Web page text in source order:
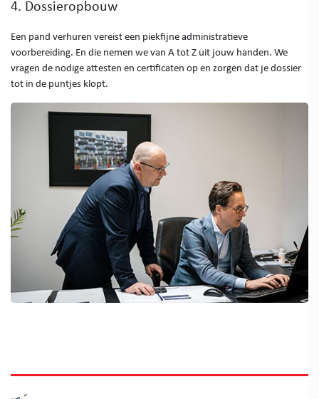
4. Dossieropbouw
Een pand verhuren vereist een piekfijne administratieve
voorbereiding. En die nemen we van A tot Z uit jouw handen. We
vragen de nodige attesten en certificaten op en zorgen dat je dossier
tot in de puntjes klopt.